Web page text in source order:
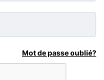
Mot de passe oublié?